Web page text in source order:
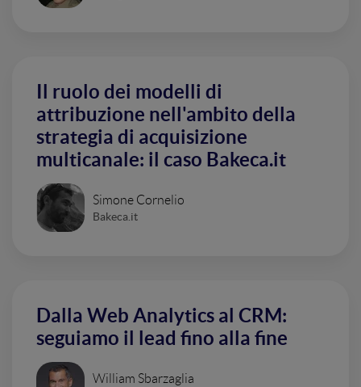
Il ruolo dei modelli di
attribuzione nell'ambito della
strategia di acquisizione
multicanale: il caso Bakeca.it
Simone Cornelio
Bakeca.it
Dalla Web Analytics al CRM:
seguiamo il lead fino alla fine
William Sbarzaglia